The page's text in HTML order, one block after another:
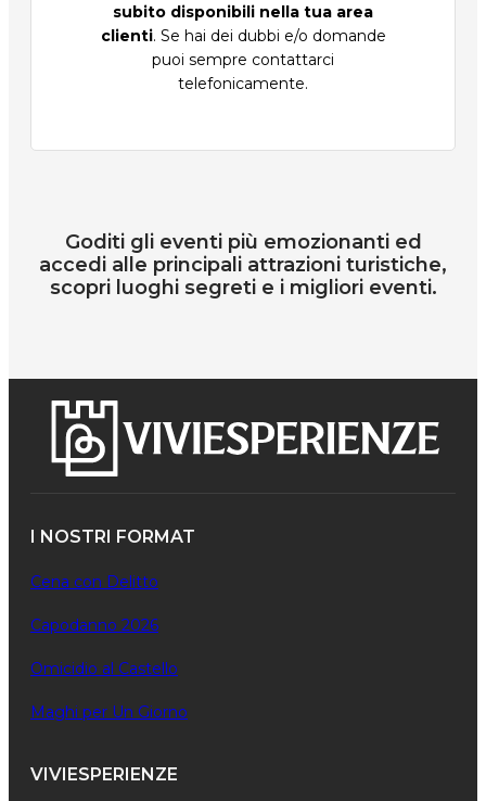
subito disponibili nella tua area
clienti. Se hai dei dubbi e/o domande
puoi sempre contattarci
telefonicamente.
Goditi gli eventi più emozionanti ed
accedi alle principali attrazioni turistiche,
scopri luoghi segreti e i migliori eventi.
I NOSTRI FORMAT
Cena con Delitto
Capodanno 2026
Omicidio al Castello
Maghi per Un Giorno
VIVIESPERIENZE